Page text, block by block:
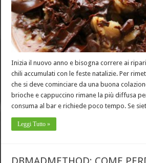
Inizia il nuovo anno e bisogna correre ai
chili accumulati con le feste natalizie. Per
che si deve cominciare da una buona
brioche e cappuccino rimane la più diffusa
consuma al bar e richiede poco tempo. Se
Leggi Tutto »